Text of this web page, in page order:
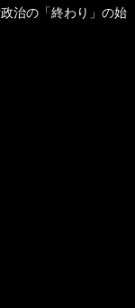
治の「終わり」の始